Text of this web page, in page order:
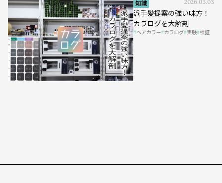
知識 2026.03.03
派手髪提案の強い味方！
カラログを大解剖
ヘアカラー カラログ 実験 検証